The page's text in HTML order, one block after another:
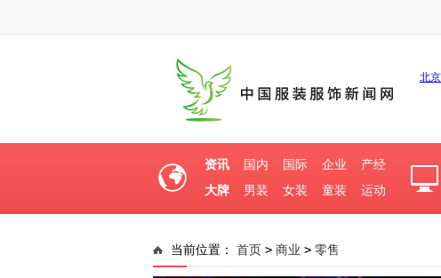
资讯 国内 国际 企业
产经
大牌
男装 女装 童装 运动
当前位置： 首页 > 商业 > 零售